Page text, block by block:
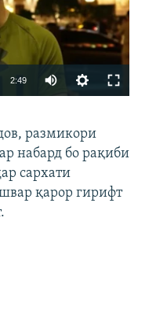
480p
2:49
360p
480p
размикори
набард бо рақиби
сархати
қарор гирифт